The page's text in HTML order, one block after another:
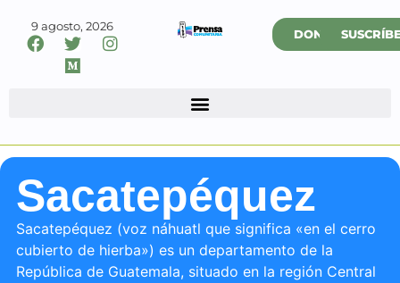
9 agosto, 2026
DONAR
Sacatepéquez
Sacatepéquez (voz náhuatl que significa «en el cerro
cubierto de hierba») es un departamento de la
República de Guatemala, situado en la región Central